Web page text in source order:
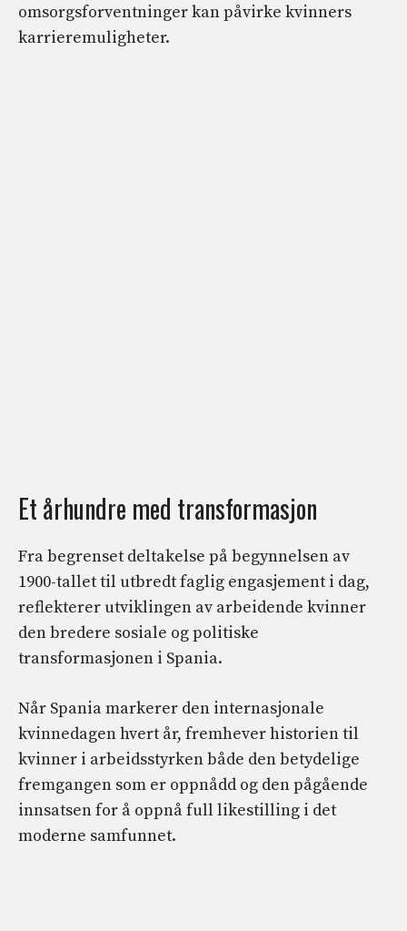
omsorgsforventninger kan påvirke kvinners
karrieremuligheter.
Et århundre med transformasjon
Fra begrenset deltakelse på begynnelsen av
1900-tallet til utbredt faglig engasjement i dag,
reflekterer utviklingen av arbeidende kvinner
den bredere sosiale og politiske
transformasjonen i Spania.
Når Spania markerer den internasjonale
kvinnedagen hvert år, fremhever historien til
kvinner i arbeidsstyrken både den betydelige
fremgangen som er oppnådd og den pågående
innsatsen for å oppnå full likestilling i det
moderne samfunnet.